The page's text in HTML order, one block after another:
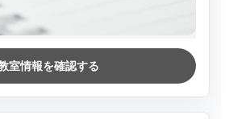
室情報を確認する